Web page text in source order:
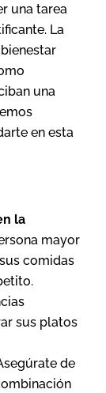
una tarea
La
una
en esta
la
mayor
comidas
sus platos
de